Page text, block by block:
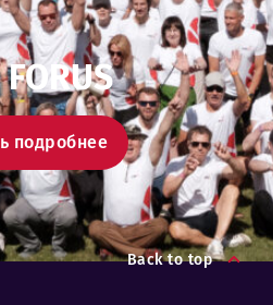
подробнее
Back to top